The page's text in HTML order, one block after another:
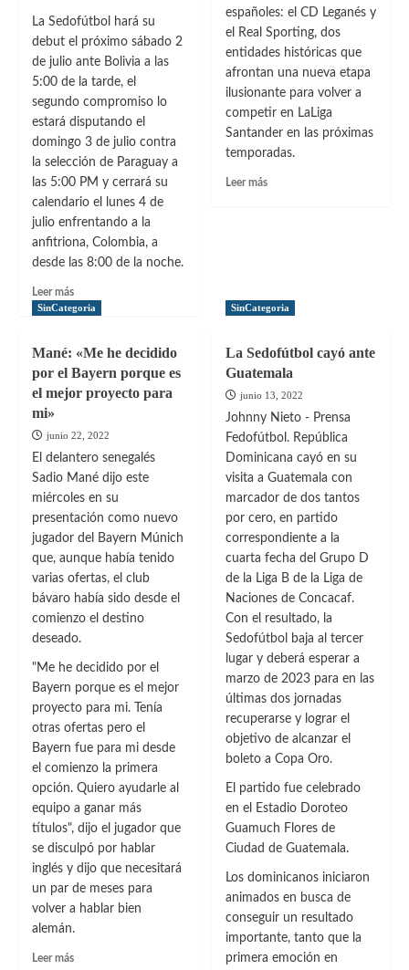
La Sedofútbol hará su
debut el próximo sábado 2
de julio ante Bolivia a las
5:00 de la tarde, el
segundo compromiso lo
estará disputando el
domingo 3 de julio contra
la selección de Paraguay a
las 5:00 PM y cerrará su
calendario el lunes 4 de
julio enfrentando a la
anfitriona, Colombia, a
desde las 8:00 de la noche.
Leer másLeer
más
17
de
República
los
Juegos
Bolivarianos
2022
españoles: el CD Leganés y
el Real Sporting, dos
entidades históricas que
afrontan una nueva etapa
ilusionante para volver a
competir en LaLiga
Santander en las próximas
temporadas.
Leer másLeer
Sporting
son
por
propietarios
SinCategoria
Mané: «Me he decidido
por el Bayern porque es
el mejor proyecto para
mi»
junio 22, 2022
El delantero senegalés
Sadio Mané dijo este
miércoles en su
presentación como nuevo
jugador del Bayern Múnich
que, aunque había tenido
varias ofertas, el club
bávaro había sido desde el
comienzo el destino
deseado.
"Me he decidido por el
Bayern porque es el mejor
proyecto para mi. Tenía
otras ofertas pero el
Bayern fue para mi desde
el comienzo la primera
opción. Quiero ayudarle al
equipo a ganar más
títulos", dijo el jugador que
se disculpó por hablar
inglés y dijo que necesitará
un par de meses para
volver a hablar bien
alemán.
Leer másLeer
SinCategoria
La Sedofútbol cayó ante
Guatemala
junio 13, 2022
Johnny Nieto - Prensa
Fedofútbol. República
Dominicana cayó en su
visita a Guatemala con
marcador de dos tantos
por cero, en partido
correspondiente a la
cuarta fecha del Grupo D
de la Liga B de la Liga de
Naciones de Concacaf.
Con el resultado, la
Sedofútbol baja al tercer
lugar y deberá esperar a
marzo de 2023 para en las
últimas dos jornadas
recuperarse y lograr el
objetivo de alcanzar el
boleto a Copa Oro.
El partido fue celebrado
en el Estadio Doroteo
Guamuch Flores de
Ciudad de Guatemala.
Los dominicanos iniciaron
animados en busca de
conseguir un resultado
importante, tanto que la
primera emoción en